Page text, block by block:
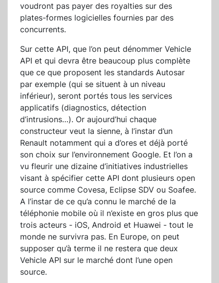
voudront pas payer des royalties sur des
plates-formes logicielles fournies par des
concurrents.
Sur cette API, que l’on peut dénommer Vehicle
API et qui devra être beaucoup plus complète
que ce que proposent les standards Autosar
par exemple (qui se situent à un niveau
inférieur), seront portés tous les services
applicatifs (diagnostics, détection
d’intrusions…). Or aujourd’hui chaque
constructeur veut la sienne, à l’instar d’un
Renault notamment qui a d’ores et déjà porté
son choix sur l’environnement Google. Et l’on a
vu fleurir une dizaine d’initiatives industrielles
visant à spécifier cette API dont plusieurs open
source comme Covesa, Eclipse SDV ou Soafee.
A l’instar de ce qu’a connu le marché de la
téléphonie mobile où il n’existe en gros plus que
trois acteurs - iOS, Android et Huawei - tout le
monde ne survivra pas. En Europe, on peut
supposer qu’à terme il ne restera que deux
Vehicle API sur le marché dont l’une open
source.